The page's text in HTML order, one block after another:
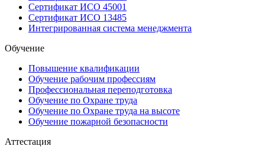
Сертификат ИСО 45001
Сертификат ИСО 13485
Интегрированная система менеджмента
Обучение
Повышение квалификации
Обучение рабочим профессиям
Профессиональная переподготовка
Обучение по Охране труда
Обучение по Охране труда на высоте
Обучение пожарной безопасности
Аттестация